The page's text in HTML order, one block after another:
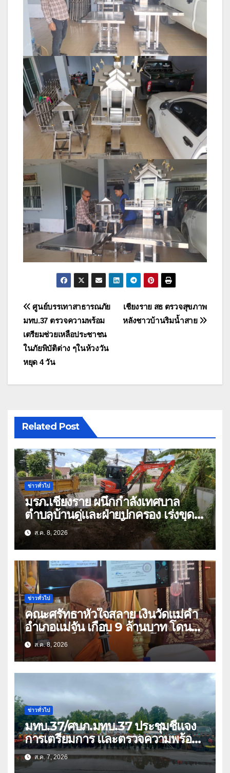
แนะแนว
เรื่อง
เชียงราย สธ ตรวจสุขภาพ
หลังชาวบ้านริมน้ำสาย
ศูนย์บรรเทาสาธารณภัย
มทบ.37 ตรวจความพร้อม
เตรียมช่วยเหลือประชาชน
ในภัยพิบัติต่าง ๆในห้วงวัน
หยุด 4 วัน
Related Post
ข่าวทั่วไป
มรภ.เชียงราย ผนึกกำลังเทศบาล
ตำบลบ้านดู่และฝ่ายปกครอง เร่งขุด
ลอกสิ่งกีดขวางทางน้ำ ป้องกันและลด
ปัญหาน้ำท่วม
ส.ค. 8, 2026
ข่าวทั่วไป
คณะศรัทธาหัวใจสลาย เงินวัดแม่คำ
อำเภอแม่จัน เกือบ 9 ล้านบาท โดน
แก๊งคอลเซ็นเตอร์หลอกให้โอนข้ามปีก
ว่า 66 บัญชี
ส.ค. 8, 2026
ข่าวทั่วไป
มทบ.37/ศบภ.มทบ.37 ประชุมชี้แจง
การเตรียมการ และตรวจความพร้อม
ด้านการบรรเทาสาธารณภัย
ส.ค. 7, 2026